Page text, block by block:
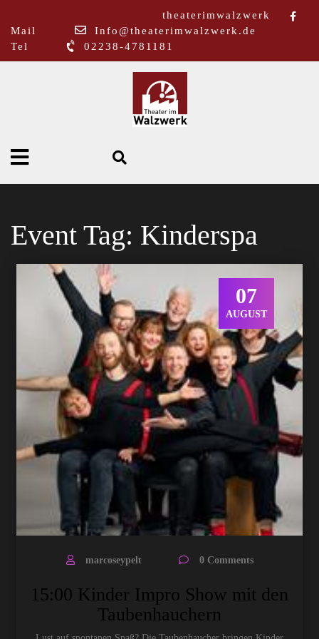
theaterimwalzwerk
Mail
Info@theaterimwalzwerk.de
Tel
02238-4781181
Event Tag: Kinderspa
07
AUGUST
marcoseypelt 0 Comments
15:00 Kinder Impro Show mit den
Taubenhauchern